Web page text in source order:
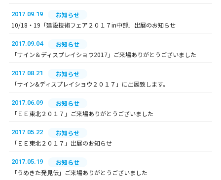
2017.09.19
お知らせ
10/18・19「建設技術フェア２０１７in中部」出展のお知らせ
2017.09.04
お知らせ
「サイン＆ディスプレイショウ2017」ご来場ありがとうございました
2017.08.21
お知らせ
「サイン&ディスプレイショウ２０１７」に出展致します。
2017.06.09
お知らせ
「ＥＥ東北２０１７」ご来場ありがとうございました
2017.05.22
お知らせ
「ＥＥ東北２０１７」出展のお知らせ
2017.05.19
お知らせ
「うめきた発見伝」ご来場ありがとうございました